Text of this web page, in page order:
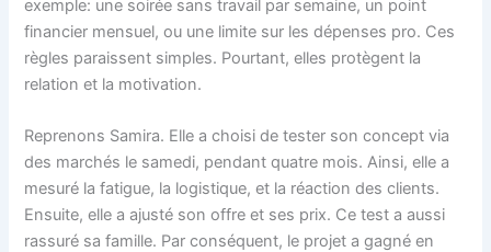
exemple: une soirée sans travail par semaine, un point
financier mensuel, ou une limite sur les dépenses pro. Ces
règles paraissent simples. Pourtant, elles protègent la
relation et la motivation.
Reprenons Samira. Elle a choisi de tester son concept via
des marchés le samedi, pendant quatre mois. Ainsi, elle a
mesuré la fatigue, la logistique, et la réaction des clients.
Ensuite, elle a ajusté son offre et ses prix. Ce test a aussi
rassuré sa famille. Par conséquent, le projet a gagné en